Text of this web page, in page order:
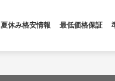
夏休み格安情報 最低価格保証